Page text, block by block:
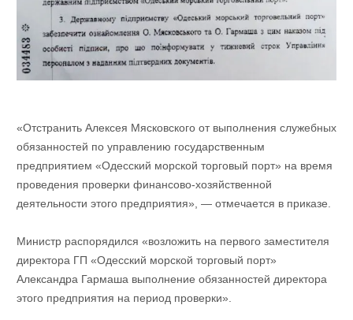
«Отстранить Алексея Мясковского от выполнения служебных
обязанностей по управлению государственным
предприятием «Одесский морской торговый порт» на время
проведения проверки финансово-хозяйственной
деятельности этого предприятия», — отмечается в приказе.
Министр распорядился «возложить на первого заместителя
директора ГП «Одесский морской торговый порт»
Александра Гармаша выполнение обязанностей директора
этого предприятия на период проверки».